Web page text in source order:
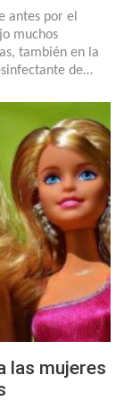
antes por el
muchos
también en la
de…
las mujeres